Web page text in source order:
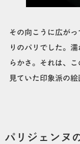
その向こうに広が
りのパリでした。
らかさ。それは、
見ていた印象派の絵
パリジェンヌ